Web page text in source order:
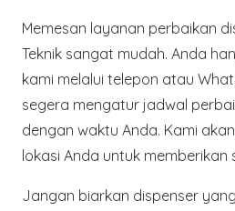
Memesan layanan perbaikan
Teknik sangat mudah. Anda
kami melalui telepon atau
segera mengatur jadwal
dengan waktu Anda. Kami
lokasi Anda untuk memberikan
Jangan biarkan dispenser